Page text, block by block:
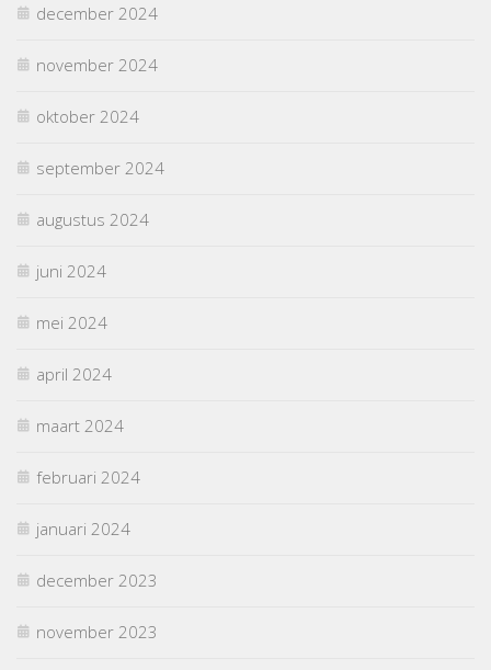
december 2024
november 2024
oktober 2024
september 2024
augustus 2024
juni 2024
mei 2024
april 2024
maart 2024
februari 2024
januari 2024
december 2023
november 2023